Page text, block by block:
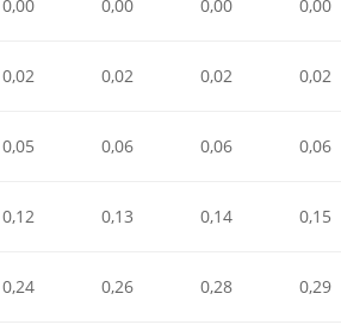
0,00 0,00 0,00 0,00
0,02 0,02 0,02 0,02
0,05 0,06 0,06 0,06
0,12 0,13 0,14 0,15
0,24 0,26 0,28 0,29